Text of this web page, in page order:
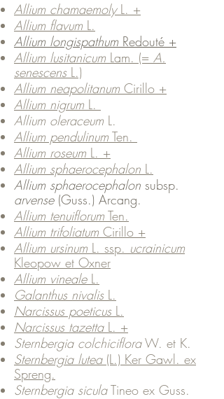
Allium chamaemolyL. +
Allium flavum L.
Allium longispathum Redouté +
Allium lusitanicum Lam. (= A.
senescensL.)
Allium neapolitanum Cirillo +
Allium nigrum L.
Allium oleraceum L.
Allium pendulinum Ten.
Allium roseum L. +
Allium sphaerocephalon L.
Allium sphaerocephalon subsp.
arvense(Guss.) Arcang.
Allium tenuiflorum Ten.
Allium trifoliatum Cirillo +
Allium ursinum L. ssp. ucrainicum
Kleopow et Oxner
Allium vinealeL.
Galanthus nivalisL.
Narcissus poeticusL.
Narcissus tazettaL. +
Sternbergia colchicifloraW. et K.
Sternbergia lutea(L.) Ker Gawl. ex
Spreng.
Sternbergia siculaTineo ex Guss.